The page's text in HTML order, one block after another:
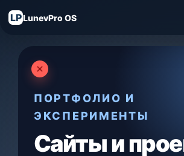
LPLunevPro OS
ПОРТФОЛИО И
ЭКСПЕРИМЕНТЫ
Сайты и